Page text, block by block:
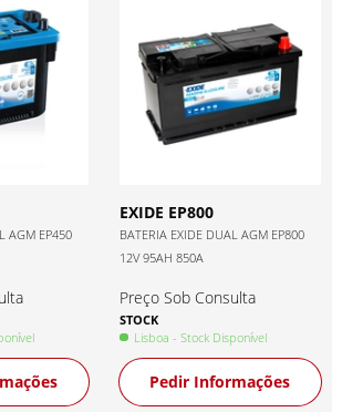
AGM EP450
EXIDE EP800
BATERIA EXIDE DUAL AGM EP800
12V 95AH 850A
Preço Sob Consulta
STOCK
Lisboa - Stock Disponível
Pedir Informações